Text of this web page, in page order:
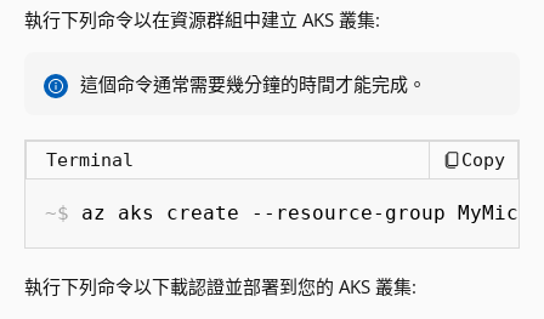
執行下列命令以在資源群組中建立 AKS 叢集:
這個命令通常需要幾分鐘的時間才能完成。
Terminal Copy
az aks create --resource-group
執行下列命令以下載認證並部署到您的 AKS 叢集: